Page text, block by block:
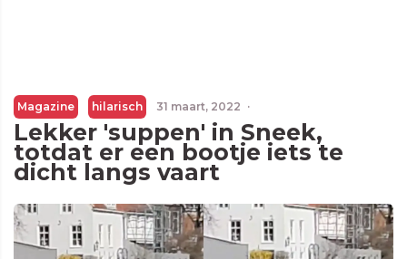
Magazine hilarisch 31 maart, 2022 ·
Lekker 'suppen' in Sneek,
totdat er een bootje iets te
dicht langs vaart